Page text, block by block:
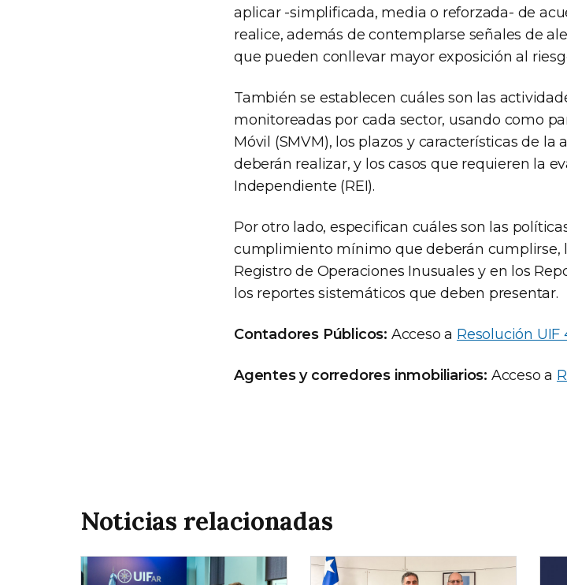
aplicar -simplificada, media o reforzada- de
realice, además de contemplarse señales de
que pueden conllevar mayor exposición al
También se establecen cuáles son las
monitoreadas por cada sector, usando como
Móvil (SMVM), los plazos y características de
deberán realizar, y los casos que requieren la
Independiente (REI).
Por otro lado, especifican cuáles son las
cumplimiento mínimo que deberán cumplirse,
Registro de Operaciones Inusuales y en los
los reportes sistemáticos que deben presentar.
Contadores Públicos: Acceso a Resolución UIF
Agentes y corredores inmobiliarios: Acceso a
Noticias relacionadas